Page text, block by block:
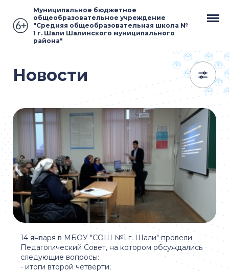
Муниципальное бюджетное
общеобразовательное учреждение
"Средняя общеобразовательная школа №
1 г. Шали Шалинского муниципального
района"
Новости
14 января в МБОУ "СОШ №1 г. Шали" провели
Педагогический Совет, на котором обсуждались
следующие вопросы:
- итоги второй четверти;